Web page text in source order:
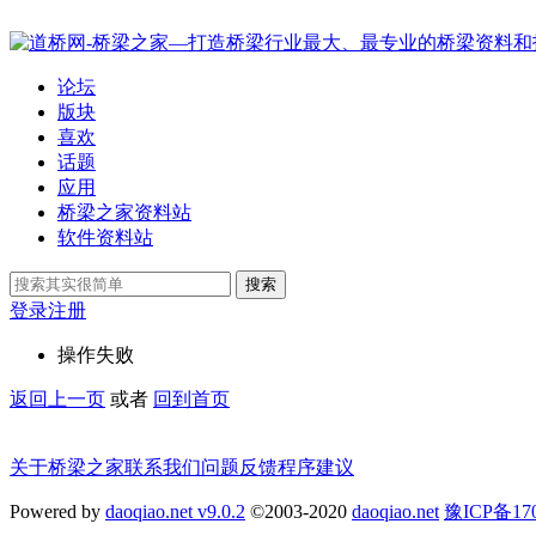
论坛
版块
喜欢
话题
应用
桥梁之家资料站
软件资料站
搜索
登录注册
操作失败
返回上一页 或者 回到首页
关于桥梁之家联系我们问题反馈程序建议
Powered by daoqiao.net v9.0.2 ©2003-2020 daoqiao.net 豫ICP备